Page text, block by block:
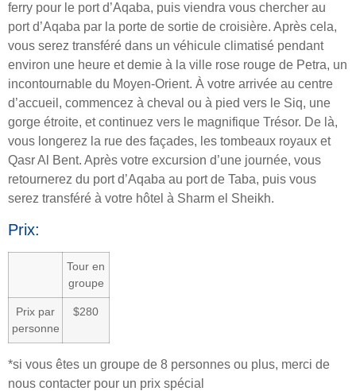
ferry pour le port d’Aqaba, puis viendra vous chercher au
port d’Aqaba par la porte de sortie de croisière. Après cela,
vous serez transféré dans un véhicule climatisé pendant
environ une heure et demie à la ville rose rouge de Petra, un
incontournable du Moyen-Orient. À votre arrivée au centre
d’accueil, commencez à cheval ou à pied vers le Siq, une
gorge étroite, et continuez vers le magnifique Trésor. De là,
vous longerez la rue des façades, les tombeaux royaux et
Qasr Al Bent. Après votre excursion d’une journée, vous
retournerez du port d’Aqaba au port de Taba, puis vous
serez transféré à votre hôtel à Sharm el Sheikh.
Prix:
Tour en
groupe
Prix par
personne
$280
*si vous êtes un groupe de 8 personnes ou plus, merci de
nous contacter pour un prix spécial